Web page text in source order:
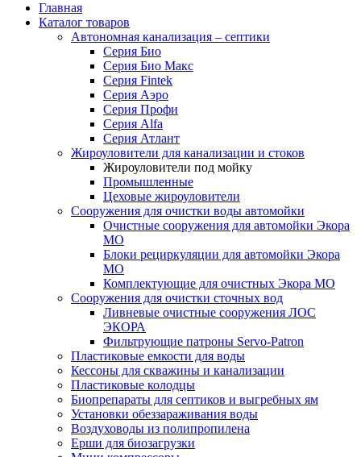
Главная
Каталог товаров
Автономная канализация – септики
Серия Био
Серия Био Макс
Серия Fintek
Серия Аэро
Серия Профи
Серия Alfa
Серия Атлант
Жироуловители для канализации и стоков
Жироуловители под мойку
Промышленные
Цеховые жироуловители
Сооружения для очистки воды автомойки
Очистные сооружения для автомойки Экора
МО
Блоки рециркуляции для автомойки Экора
МО
Комплектующие для очистных Экора МО
Сооружения для очистки сточных вод
Ливневые очистные сооружения ЛОС
ЭКОРА
Фильтрующие патроны Servo-Patron
Пластиковые емкости для воды
Кессоны для скважины и канализации
Пластиковые колодцы
Биопрепараты для септиков и выгребных ям
Установки обеззараживания воды
Воздуховоды из полипропилена
Ерши для биозагрузки